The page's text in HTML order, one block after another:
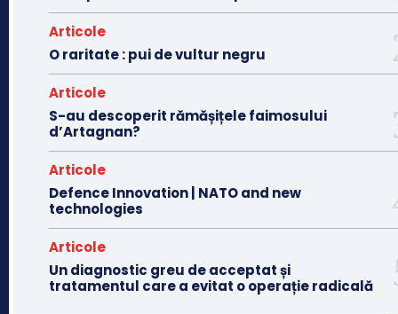
Articole
O raritate : pui de vultur negru
Articole
S-au descoperit rămășițele faimosului
d’Artagnan?
Articole
Defence Innovation | NATO and new
technologies
Articole
Un diagnostic greu de acceptat și
tratamentul care a evitat o operație radicală